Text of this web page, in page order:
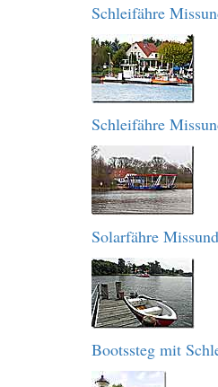
Schleifähre
Schleifähre
Solarfähre
Bootssteg mit